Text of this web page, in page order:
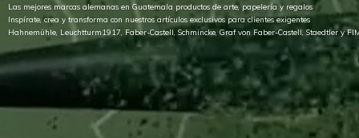
Las mejores marcas alemanas en Guatemala productos de arte, papelería y regalos
Inspírate, crea y transforma con nuestros artículos exclusivos para clientes exigentes
Hahnemühle, Leuchtturm1917, Faber-Castell, Schmincke, Graf von Faber-Castell, Staedtlery